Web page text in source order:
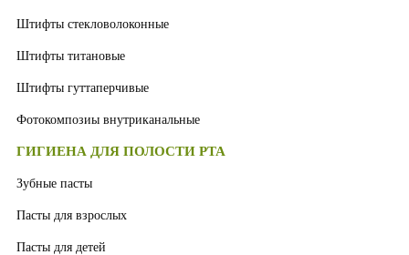
Штифты стекловолоконные
Штифты титановые
Штифты гуттаперчивые
Фотокомпозиы внутриканальные
ГИГИЕНА ДЛЯ ПОЛОСТИ РТА
Зубные пасты
Пасты для взрослых
Пасты для детей